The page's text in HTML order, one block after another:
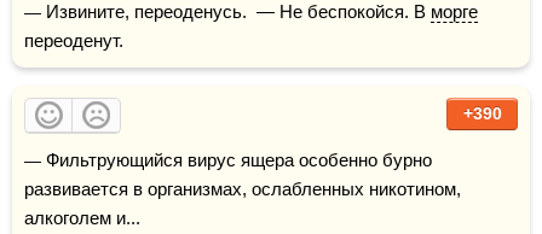
— Извините, переоденусь.  — Не беспокойся. В морге
переоденут.
+390
— Фильтрующийся вирус ящера особенно бурно
развивается в организмах, ослабленных никотином,
алкоголем и...